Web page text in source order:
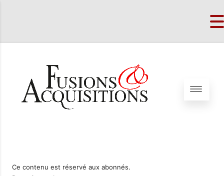
Ce contenu est réservé aux abonnés.